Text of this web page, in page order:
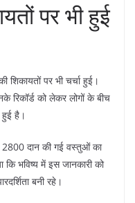
पर भी हुई
शिकायतों पर भी चर्चा हुई।
रिकॉर्ड को लेकर लोगों के बीच
हुई है।
2800 दान की गई वस्तुओं का
कि भविष्य में इस जानकारी को
बनी रहे।